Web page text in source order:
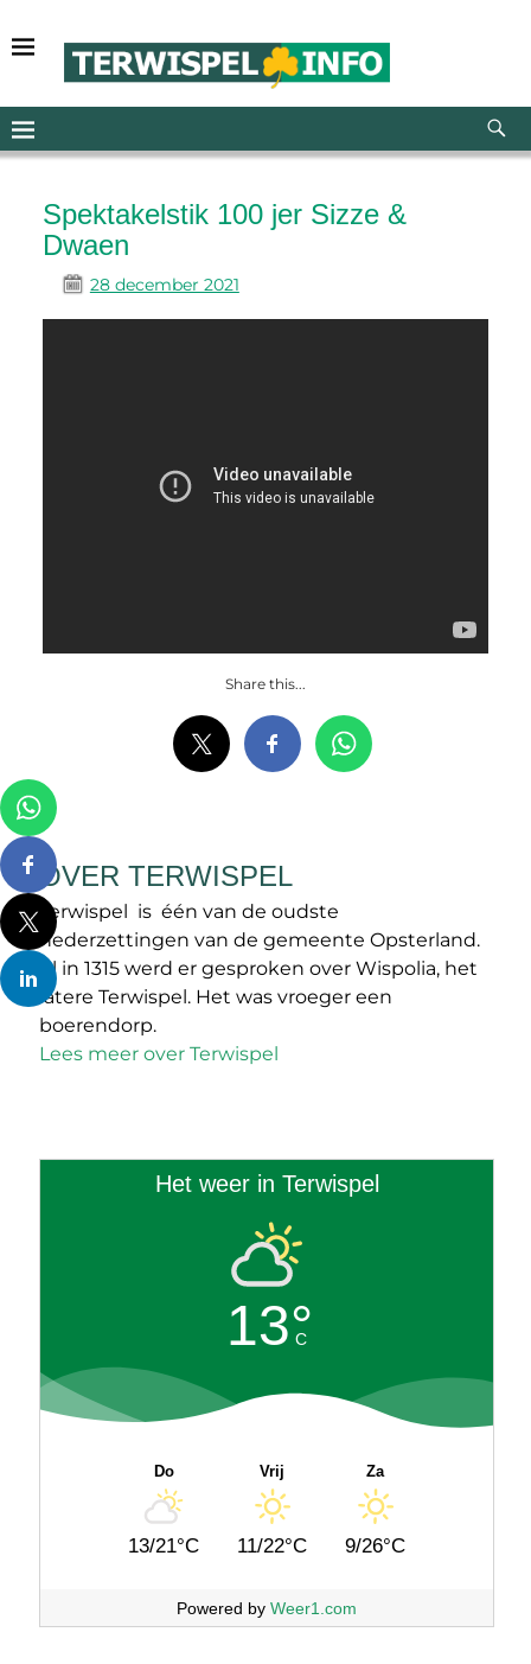
Spektakelstik 100 jer Sizze &
Dwaen
28 december 2021
Share this...
OVER TERWISPEL
Terwispel is één van de oudste
nederzettingen van de gemeente Opsterland.
Al in 1315 werd er gesproken over Wispolia, het
latere Terwispel. Het was vroeger een
boerendorp.
Lees meer over Terwispel
Het weer in Terwispel
13°
C
Do
13/21°C
Vrij
11/22°C
Za
9/26°C
Powered by Weer1.com